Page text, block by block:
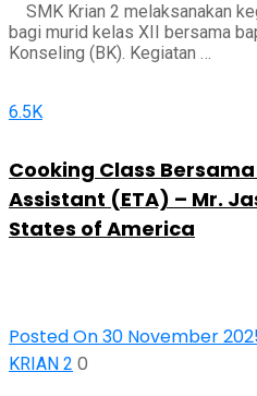
SMK Krian 2 melaksanakan
bagi murid kelas XII bersama
Konseling (BK). Kegiatan …
6.5K
Cooking Class
Assistant (ETA) – Mr.
States of America
Posted On 30 November
KRIAN 2 0